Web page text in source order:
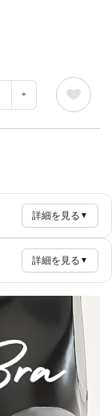
詳細を見る ▼
詳細を見る ▼